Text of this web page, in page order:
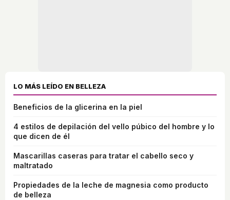
LO MÁS LEÍDO EN BELLEZA
Beneficios de la glicerina en la piel
4 estilos de depilación del vello púbico del hombre y lo
que dicen de él
Mascarillas caseras para tratar el cabello seco y
maltratado
Propiedades de la leche de magnesia como producto
de belleza